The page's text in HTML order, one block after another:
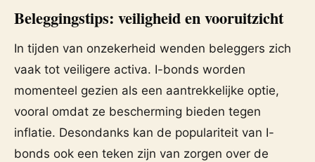
Beleggingstips: veiligheid en vooruitzicht
In tijden van onzekerheid wenden beleggers zich
vaak tot veiligere activa. I-bonds worden
momenteel gezien als een aantrekkelijke optie,
vooral omdat ze bescherming bieden tegen
inflatie. Desondanks kan de populariteit van I-
bonds ook een teken zijn van zorgen over de